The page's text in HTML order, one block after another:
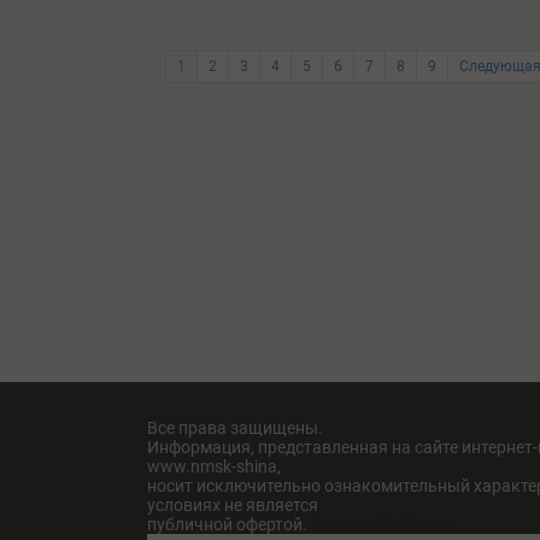
1 2 3 4 5 6 7 8 9
Все права защищены.
Информация, представленная на сайте
www.nmsk-shina,
носит исключительно ознакомительный
условиях не является
публичной офертой.